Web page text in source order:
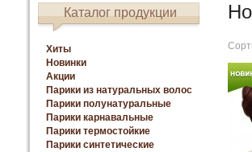
Каталог продукции
Хиты
Новинки
Акции
Парики из натуральных волос
Парики полунатуральные
Парики карнавальные
Парики термостойкие
Парики синтетические